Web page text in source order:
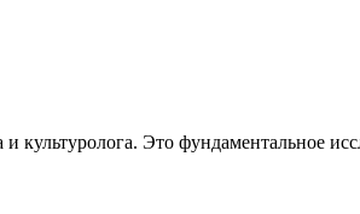
Это фундаментальное